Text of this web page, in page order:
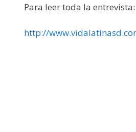
Para leer toda la entrevista:
http://